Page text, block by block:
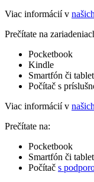
Viac informácií v
Prečítate na
Pocketbook
Kindle
Smartfón či
Počítač s
Viac informácií v
Prečítate na:
Pocketbook
Smartfón či tablet
Počítač s